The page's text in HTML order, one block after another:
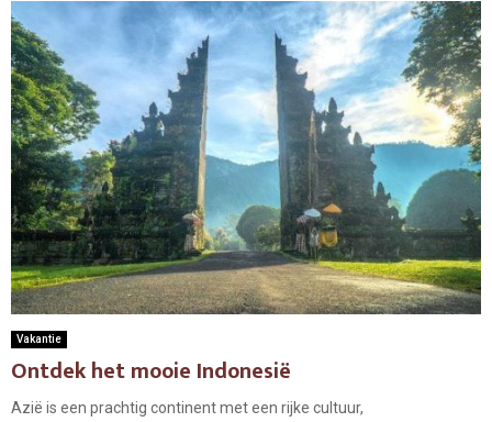
Vakantie
Ontdek het mooie Indonesië
Azië is een prachtig continent met een rijke cultuur,